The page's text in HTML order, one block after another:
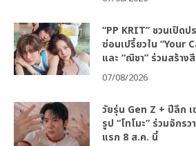
“PP KRIT” ชวนเปิด
ซ่อนเปรี้ยวใน “Your
และ “ณิชา” ร่วมสร้าง
07/08/2026
วัยรุ่น Gen Z + ปีลึก
รูป “โทโมะ” ร่วมจักรว
แรก 8 ส.ค. นี้